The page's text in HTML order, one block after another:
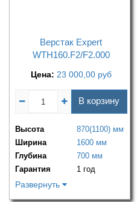
Верстак Expert
WTH160.F2/F2.000
Цена: 23 000,00 руб
В корзину
Высота
870(1100) мм
Ширина
1600 мм
Глубина
700 мм
Гарантия
1 год
Развернуть